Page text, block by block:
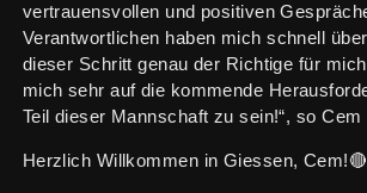
vertrauensvollen und positiven
Verantwortlichen haben mich schnell
dieser Schritt genau der Richtige für
mich sehr auf die kommende
Teil dieser Mannschaft zu sein!“, so Cem
Herzlich Willkommen in Giessen,